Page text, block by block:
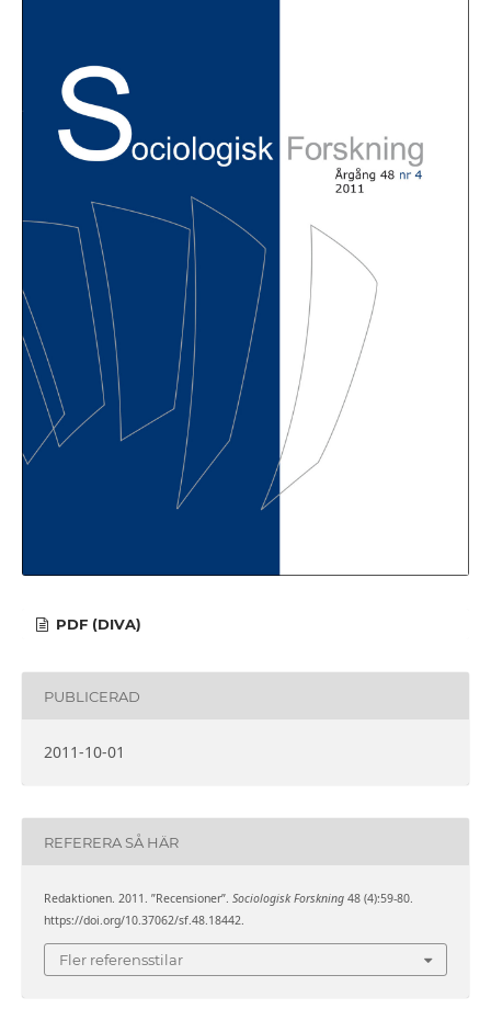
PDF (DIVA)
PUBLICERAD
2011-10-01
REFERERA SÅ HÄR
Redaktionen. 2011. ”Recensioner”. Sociologisk Forskning48 (4):59-80.
https://doi.org/10.37062/sf.48.18442.
Fler referensstilar